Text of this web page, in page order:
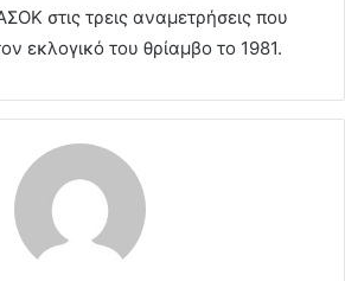
στις τρεις αναμετρήσεις που
εκλογικό του θρίαμβο το 1981.